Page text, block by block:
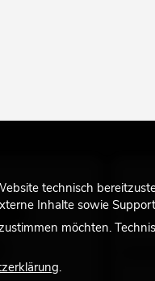
technisch
Inhalte sowie
möchten.
.